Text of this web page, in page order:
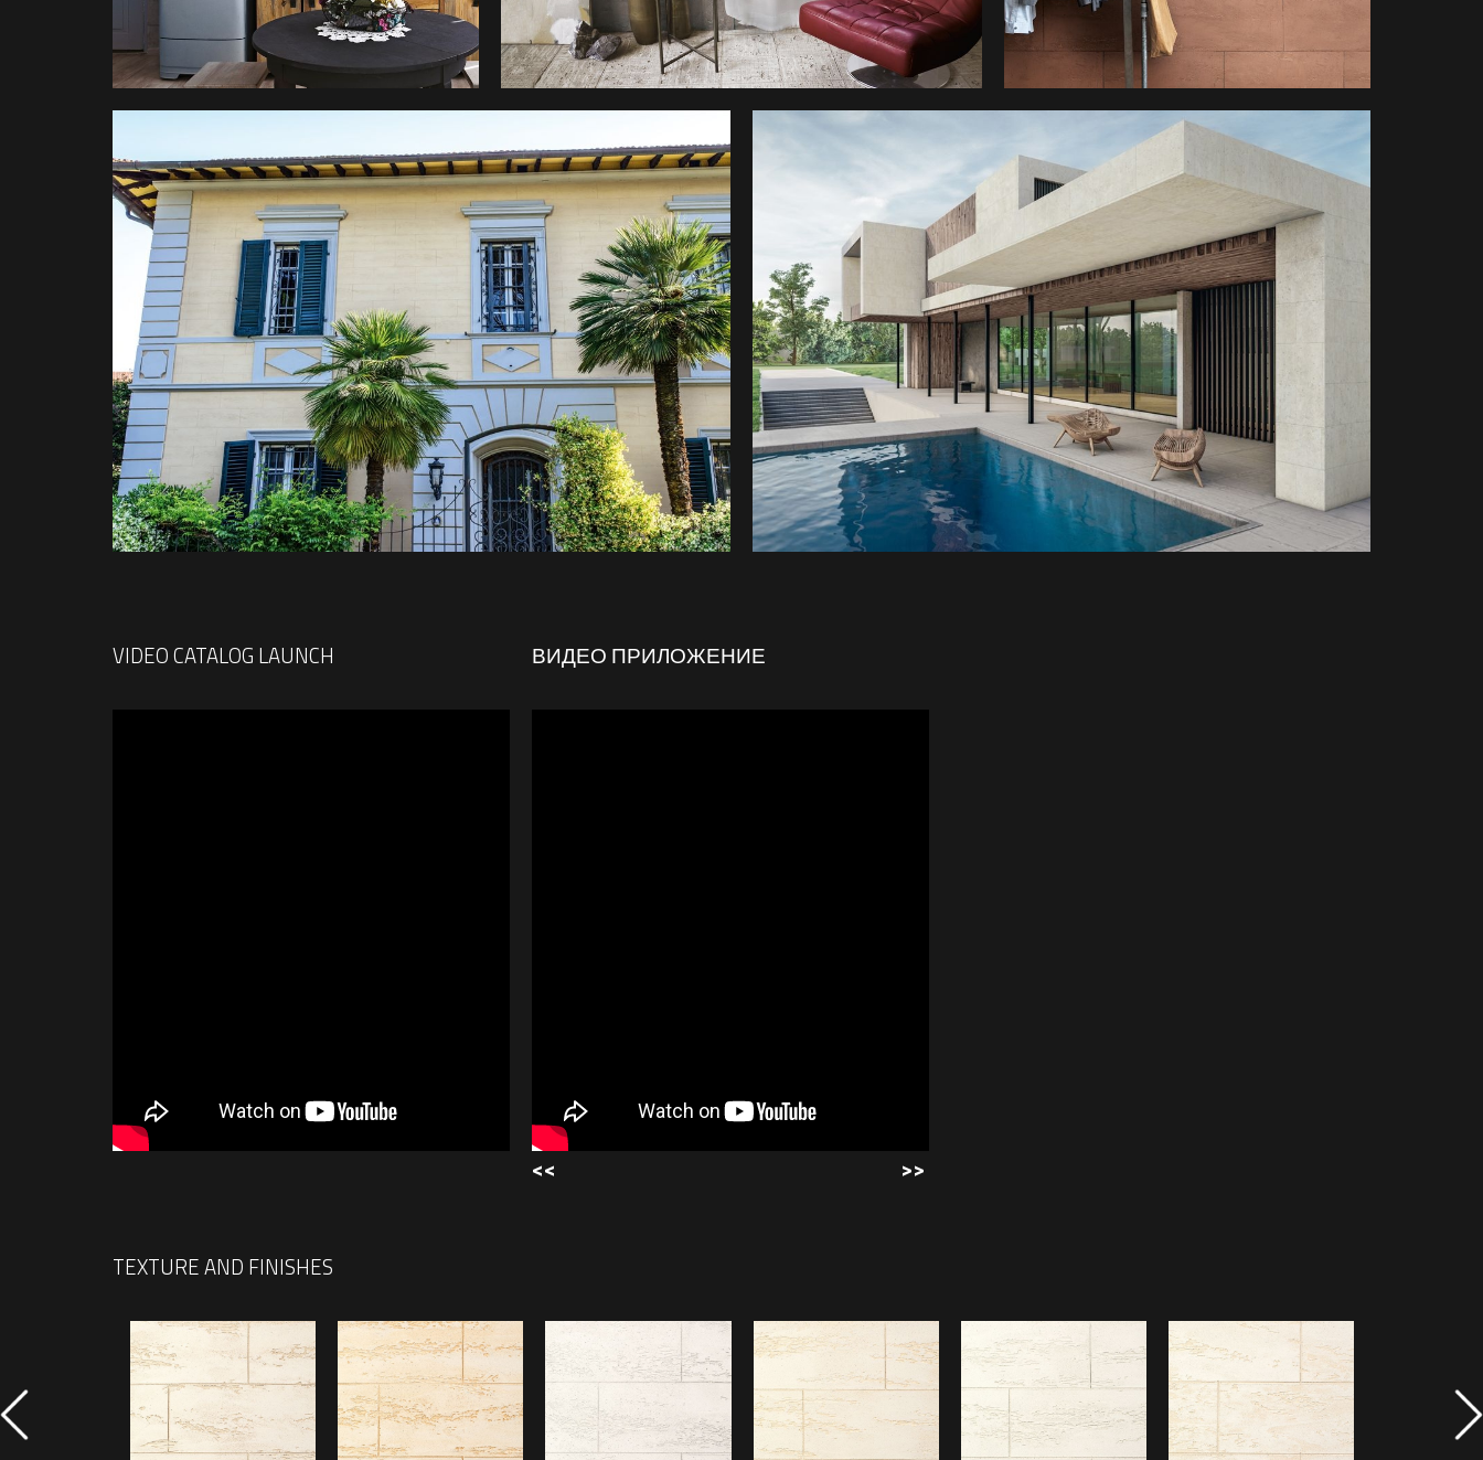
VIDEO CATALOG LAUNCH ВИДЕО ПРИЛОЖЕНИЕ
<< >>
TEXTURE AND FINISHES